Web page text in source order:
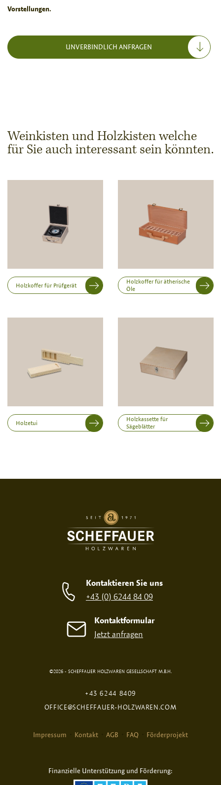
Vorstellungen.
UNVERBINDLICH ANFRAGEN
Abmessungen & Stückzahl
Herstellung von individuellen Holzwaren
erfolgt erst ab einer Abnahme von 100 Stück
Länge
Weinkisten und Holzkisten welche
für Sie auch interessant sein könnten.
Holzkoffer für Prüfgerät
Holzkoffer für ätherische
Öle
Holzetui
Holzkassette für
Sägeblätter
Kontaktieren Sie uns
+43 (0) 6244 84 09
Kontaktformular
Jetzt anfragen
©2026 - SCHEFFAUER HOLZWAREN GESELLSCHAFT M.B.H.
+43 6244 8409
OFFICE@SCHEFFAUER-HOLZWAREN.COM
Impressum Kontakt AGB FAQ Förderprojekt
Finanzielle Unterstützung und Förderung: